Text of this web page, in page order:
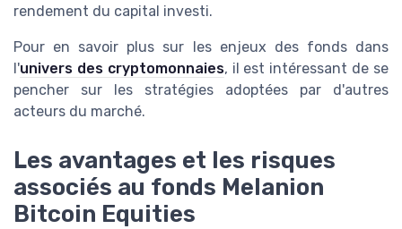
rendement du capital investi.
Pour en savoir plus sur les enjeux des fonds dans
l'univers des cryptomonnaies, il est intéressant de se
pencher sur les stratégies adoptées par d'autres
acteurs du marché.
Les avantages et les risques
associés au fonds Melanion
Bitcoin Equities